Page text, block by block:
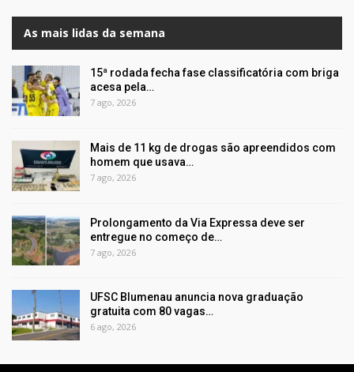
As mais lidas da semana
15ª rodada fecha fase classificatória com briga
acesa pela…
7 ago, 2026
Mais de 11 kg de drogas são apreendidos com
homem que usava…
7 ago, 2026
Prolongamento da Via Expressa deve ser
entregue no começo de…
7 ago, 2026
UFSC Blumenau anuncia nova graduação
gratuita com 80 vagas…
6 ago, 2026